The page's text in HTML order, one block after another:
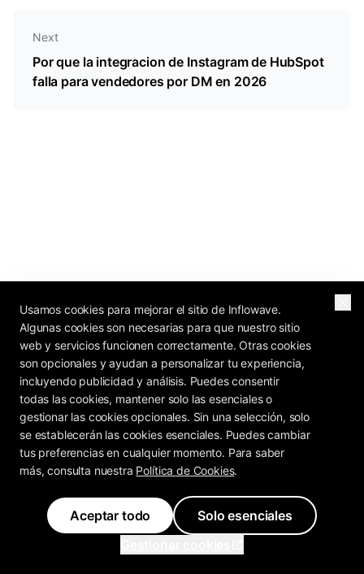
Next
Por que la integracion de Instagram de HubSpot
falla para vendedores por DM en 2026
Usamos cookies para mejorar el sitio de Inflowave.
Algunas cookies son necesarias para que nuestro sitio
web y servicios funcionen correctamente. Otras cookies
son opcionales y ayudan a personalizar tu experiencia,
incluyendo publicidad y análisis. Puedes consentir
todas las cookies, mantener solo las esenciales o
gestionar las cookies opcionales. Sin una selección, solo
se establecerán las cookies esenciales. Puedes cambiar
tus preferencias en cualquier momento. Para saber
más, consulta nuestra Política de Cookies.
Aceptar todo
Solo esenciales